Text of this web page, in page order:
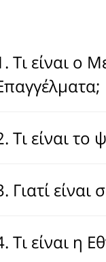
Τι είναι ο
Τι είναι
Γιατί
Τι είναι η